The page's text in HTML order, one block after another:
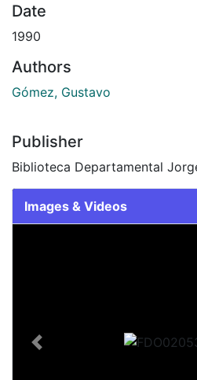
Date
1990
Authors
Gómez, Gustavo
Publisher
Biblioteca Departamental
Images & Videos
Previous